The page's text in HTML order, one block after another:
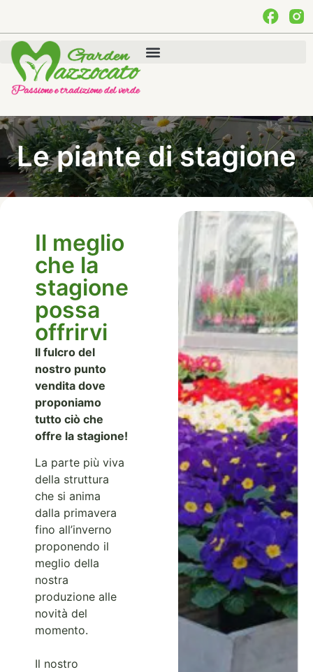
Le piante di stagione
Il meglio
che la
stagione
possa
offrirvi
Il fulcro del
nostro punto
vendita dove
proponiamo
tutto ciò che
offre la stagione!
La parte più viva
della struttura
che si anima
dalla primavera
fino all’inverno
proponendo il
meglio della
nostra
produzione alle
novità del
momento.
Il nostro